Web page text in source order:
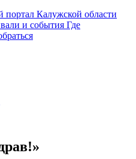
и события Где